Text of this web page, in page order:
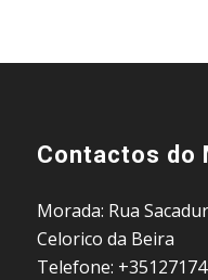
Contactos do
Morada: Rua
Celorico da Beira
Telefone: